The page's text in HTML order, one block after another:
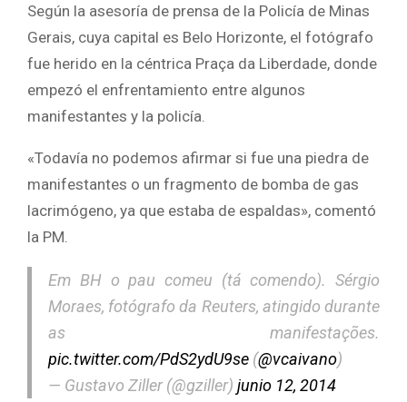
Según la asesoría de prensa de la Policía de Minas
Gerais, cuya capital es Belo Horizonte, el fotógrafo
fue herido en la céntrica Praça da Liberdade, donde
empezó el enfrentamiento entre algunos
manifestantes y la policía.
«Todavía no podemos afirmar si fue una piedra de
manifestantes o un fragmento de bomba de gas
lacrimógeno, ya que estaba de espaldas», comentó
la PM.
Em BH o pau comeu (tá comendo). Sérgio
Moraes, fotógrafo da Reuters, atingido durante
as manifestações.
pic.twitter.com/PdS2ydU9se (@vcaivano)
— Gustavo Ziller (@gziller)junio 12, 2014